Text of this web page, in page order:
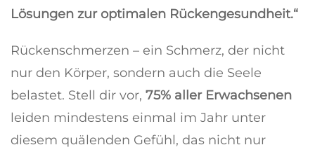
Lösungen zur optimalen Rückengesundheit.“
Rückenschmerzen – ein Schmerz, der nicht
nur den Körper, sondern auch die Seele
belastet. Stell dir vor, 75% aller Erwachsenen
leiden mindestens einmal im Jahr unter
diesem quälenden Gefühl, das nicht nur